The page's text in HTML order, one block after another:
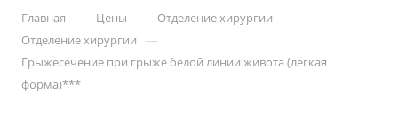
Главная — Цены — Отделение хирургии —
Отделение хирургии —
Грыжесечение при грыже белой линии живота (легкая
форма)***